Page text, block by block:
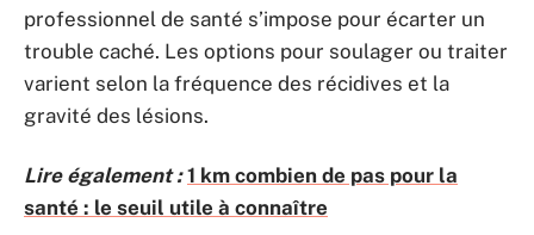
professionnel de santé s’impose pour écarter un
trouble caché. Les options pour soulager ou traiter
varient selon la fréquence des récidives et la
gravité des lésions.
Lire également : 1 km combien de pas pour la
santé : le seuil utile à connaître